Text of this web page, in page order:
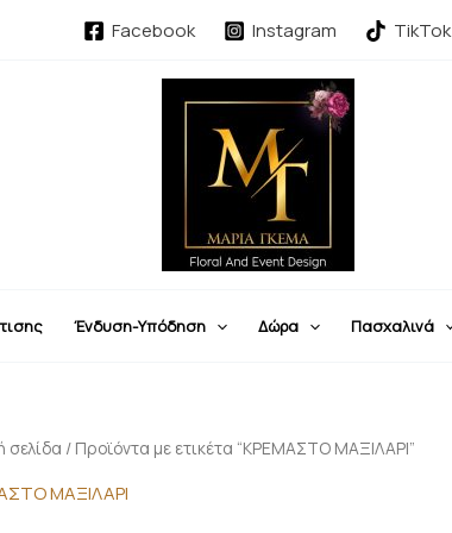
Facebook Instagram TikTok
Ένδυση-Υπόδηση Δώρα Πασχαλινά
σελίδα / Προϊόντα με ετικέτα “ΚΡΕΜΑΣΤΟ ΜΑΞΙΛΑΡΙ”
ΜΑΞΙΛΑΡΙ
by
latest